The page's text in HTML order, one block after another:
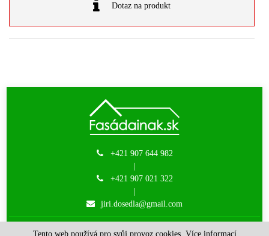
Dotaz na produkt
+421 907 644 982
+421 907 021 322
jiri.dosedla@gmail.com
JM-DODOS s.r.o. | © 2015 - 2026 | created by Websy
Tento web používá pro svůj provoz cookies. Více informací